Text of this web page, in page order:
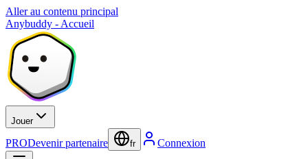
Aller au contenu principal
Anybuddy - Accueil
Jouer
PRODevenir partenaire fr Connexion